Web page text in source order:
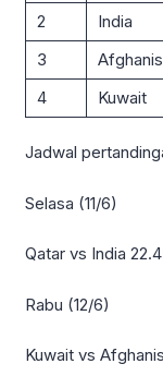
2
India
3
4
Kuwait
Jadwal
Selasa (11/6)
Qatar vs India
Rabu (12/6)
Kuwait vs